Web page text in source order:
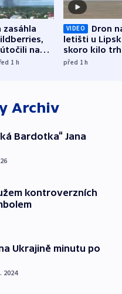
zasáhla
na
či
1 h
VIDEO
Dron
letišti u
skoro kilo
indicie
před 1h
Archiv
Bardotka“ Jana
kontroverzních
Ukrajině minutu po
2024